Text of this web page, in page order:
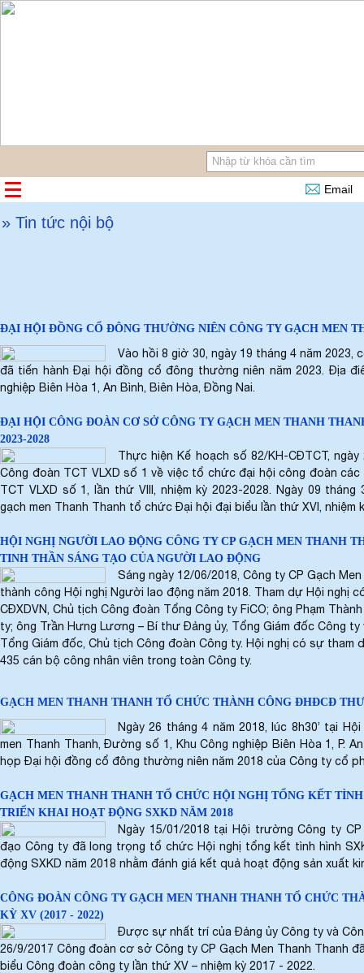
Email
» Tin tức nội bộ
ĐẠI HỘI ĐỒNG CỔ ĐÔNG THƯỜNG NIÊN CÔNG TY GẠCH MEN
Vào hồi 8 giờ 30, ngày 19 tháng 4 năm 2023,
đã tiến hành Đại hội đồng cổ đông thường niên năm 2023. Địa
nghiệp Biên Hòa 1, An Bình, Biên Hòa, Đồng Nai.
ĐẠI HỘI CÔNG ĐOÀN CƠ SỞ CÔNG TY GẠCH MEN THANH
2023-2028
Thực hiện Kế hoạch số 82/KH-CĐTCT,
Công đoàn TCT VLXD số 1 về việc tổ chức đại hội công đoàn
TCT VLXD số 1, lần thứ VIII, nhiệm kỳ 2023-2028. Ngày 09
gạch men Thanh Thanh tổ chức Đại hội đại biểu lần thứ XVI, nhiệm
HỘI NGHỊ NGƯỜI LAO ĐỘNG CÔNG TY CP GẠCH MEN THANH
TINH THẦN SÁNG TẠO CỦA NGƯỜI LAO ĐỘNG
Sáng ngày 12/06/2018, Công ty CP Gạch
thành công Hội nghị Người lao động năm 2018. Tham dự Hội nghị
CĐXDVN, Chủ tịch Công đoàn Tổng Công ty FiCO; ông Phạm
ty; ông Trần Hưng Lương – Bí thư Đảng ủy, Tổng Giám đốc Công
Tổng Giám đốc, Chủ tịch Công đoàn Công ty. Hội nghị có sự tham
435 cán bộ công nhân viên trong toàn Công ty.
GẠCH MEN THANH THANH TỔ CHỨC THÀNH CÔNG ĐHĐCĐ
Ngày 26 tháng 4 năm 2018, lúc 8h30’ tại
men Thanh Thanh, Đường số 1, Khu Công nghiệp Biên Hòa 1, P.
họp Đại hội đồng cổ đông thường niên năm 2018 của Công ty cổ
GẠCH MEN THANH THANH TỔ CHỨC HỘI NGHỊ TỔNG KẾT
TRIỂN KHAI HOẠT ĐỘNG SXKD NĂM 2018
Ngày 15/01/2018 tại Hội trường Công ty
đạo Công ty đã long trọng tổ chức Hội nghị tổng kết tình hình
động SXKD năm 2018 nhằm đánh giá kết quả hoạt động sản xuất
CÔNG ĐOÀN CÔNG TY GẠCH MEN THANH THANH TỔ CHỨC
KỲ XV (2017 - 2022)
Được sự nhất trí của Đảng ủy Công ty và
26/9/2017 Công đoàn cơ sở Công ty CP Gạch Men Thanh Thanh
biểu Công đoàn công ty lần thứ XV – nhiệm kỳ 2017 - 2022.